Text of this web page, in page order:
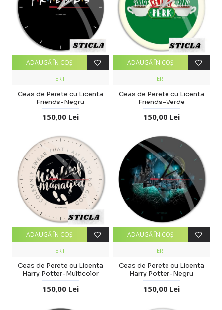
ERT
Ceas de Perete cu Licenta
Friends-Negru
150,00 Lei
ADAUGĂ ÎN COŞ
ERT
Ceas de Perete cu Licenta
Friends-Verde
150,00 Lei
ADAUGĂ ÎN COŞ
ERT
Ceas de Perete cu Licenta
Harry Potter-Multicolor
150,00 Lei
ADAUGĂ ÎN COŞ
ERT
Ceas de Perete cu Licenta
Harry Potter-Negru
150,00 Lei
ADAUGĂ ÎN COŞ